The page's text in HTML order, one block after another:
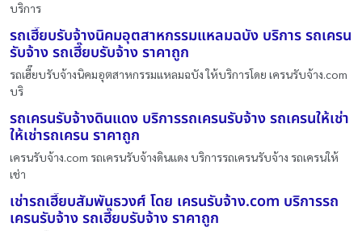
บริการ
รถเฮี๊ยบรับจ้างนิคมอุตสาหกรรมแหลมฉบัง บริการ รถเครน
รับจ้าง รถเฮี๊ยบรับจ้าง ราคาถูก
รถเฮี๊ยบรับจ้างนิคมอุตสาหกรรมแหลมฉบัง ให้บริการโดย เครนรับจ้าง.com
บริ
รถเครนรับจ้างดินแดง บริการรถเครนรับจ้าง รถเครนให้เช่า
ให้เช่ารถเครน ราคาถูก
เครนรับจ้าง.com รถเครนรับจ้างดินแดง บริการรถเครนรับจ้าง รถเครนให้
เช่า
เช่ารถเฮี๊ยบสัมพันธวงศ์ โดย เครนรับจ้าง.com บริการรถ
เครนรับจ้าง รถเฮี๊ยบรับจ้าง ราคาถูก